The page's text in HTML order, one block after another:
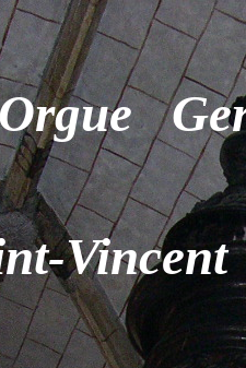
Vincent